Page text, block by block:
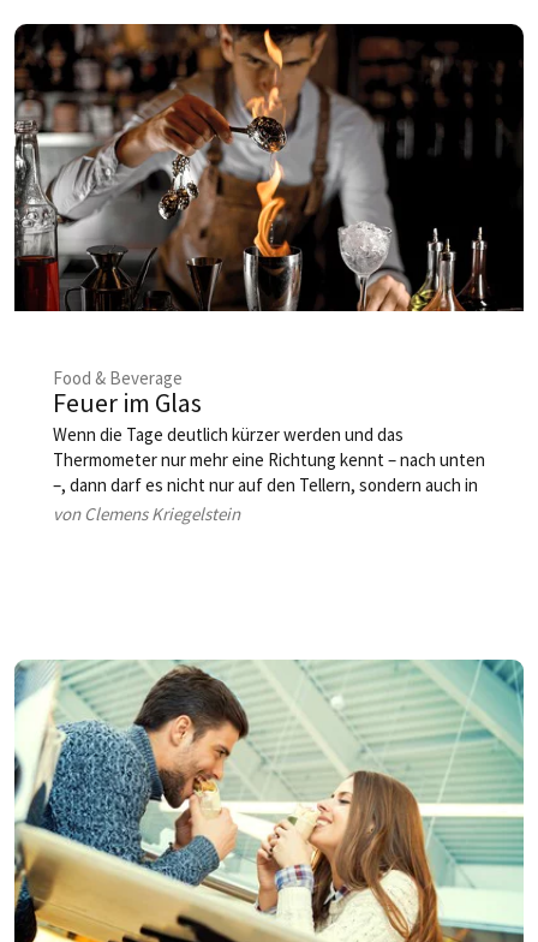
Food & Beverage
Feuer im Glas
Wenn die Tage deutlich kürzer werden und das
Thermometer nur mehr eine Richtung kennt – nach unten
–, dann darf es nicht nur auf den Tellern, sondern auch in
den Gläsern wieder etwas üppiger werden. Klar, bei mehr
von Clemens Kriegelstein